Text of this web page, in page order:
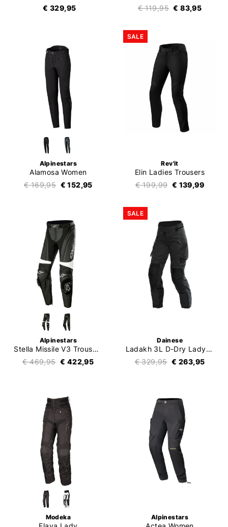
€ 329,95
€ 119,95 € 83,95
Alpinestars
Alamosa Women
€ 169,95 € 152,95
SALE
Rev'it
Elin Ladies Trousers
€ 199,99 € 139,99
Alpinestars
Stella Missile V3 Trousers
€ 469,95 € 422,95
SALE
Dainese
Ladakh 3L D-Dry Lady Trousers
€ 329,95 € 263,95
Modeka Alpinestars